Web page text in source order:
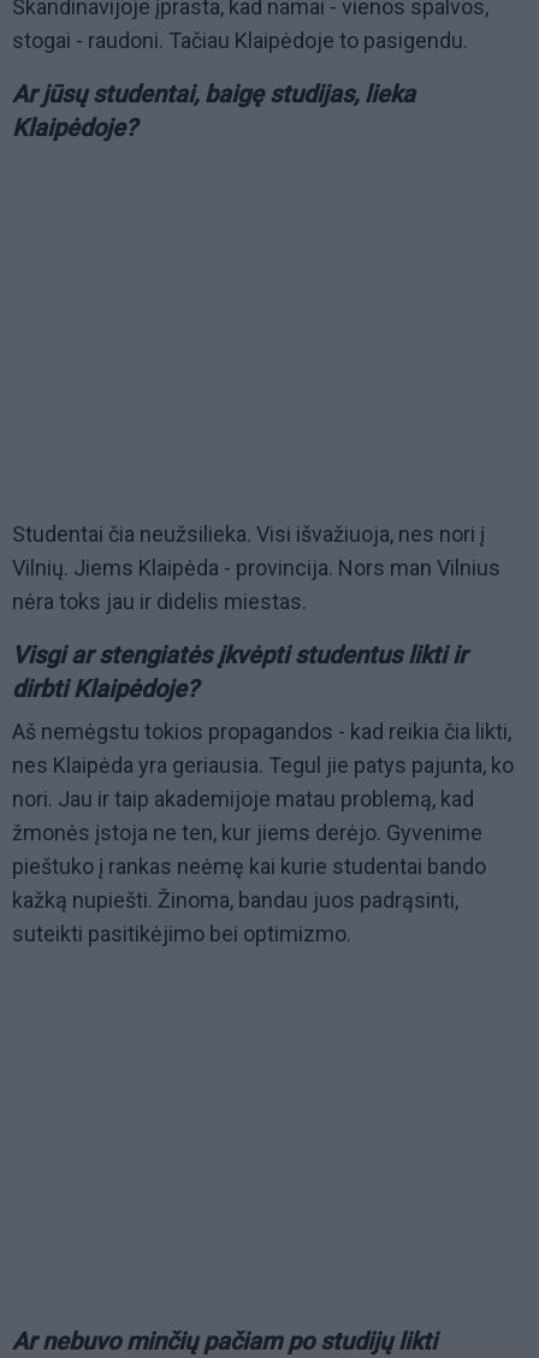
Skandinavijoje įprasta, kad namai - vienos spalvos,
stogai - raudoni. Tačiau Klaipėdoje to pasigendu.
Ar jūsų studentai, baigę studijas, lieka
Klaipėdoje?
Studentai čia neužsilieka. Visi išvažiuoja, nes nori į
Vilnių. Jiems Klaipėda - provincija. Nors man Vilnius
nėra toks jau ir didelis miestas.
Visgi ar stengiatės įkvėpti studentus likti ir
dirbti Klaipėdoje?
Aš nemėgstu tokios propagandos - kad reikia čia likti,
nes Klaipėda yra geriausia. Tegul jie patys pajunta, ko
nori. Jau ir taip akademijoje matau problemą, kad
žmonės įstoja ne ten, kur jiems derėjo. Gyvenime
pieštuko į rankas neėmę kai kurie studentai bando
kažką nupiešti. Žinoma, bandau juos padrąsinti,
suteikti pasitikėjimo bei optimizmo.
Ar nebuvo minčių pačiam po studijų likti